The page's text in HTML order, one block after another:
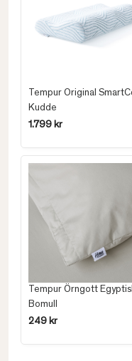
Tempur Original
Kudde
1.799 kr
Tempur Örngott
Bomull
249 kr